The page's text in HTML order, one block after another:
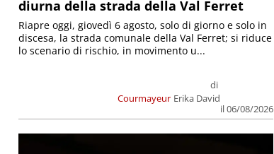
diurna della strada della Val Ferret
Courmayeur
di
Erika David
il 06/08/2026
Riapre oggi, giovedì 6 agosto, solo di giorno e solo in
discesa, la strada comunale della Val Ferret; si riduce
lo scenario di rischio, in movimento u...